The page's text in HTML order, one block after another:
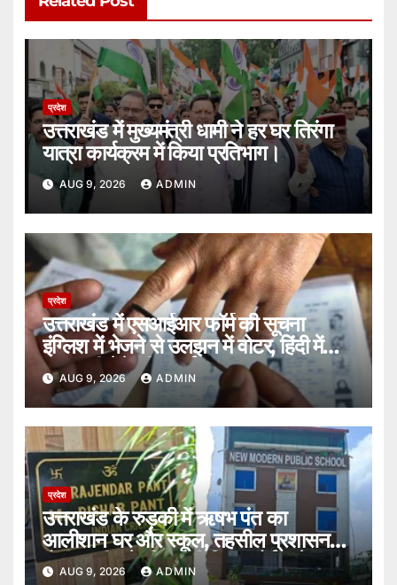
प्रदेश
उत्तराखंड में मुख्यमंत्री धामी ने हर घर तिरंगा
यात्रा कार्यक्रम में किया प्रतिभाग।
AUG 9, 2026 ADMIN
प्रदेश
उत्तराखंड में एसआईआर फॉर्म की सूचना
इंग्लिश में भेजने से उलझन में वोटर, हिंदी में
जानकारी देने की लगाई गुहार।
AUG 9, 2026 ADMIN
प्रदेश
उत्तराखंड के रुड़की में ऋषभ पंत का
आलीशान घर और स्कूल, तहसील प्रशासन
बोला ‘जमीन के लिए नहीं किया कोई आवेदन’।
AUG 9, 2026 ADMIN